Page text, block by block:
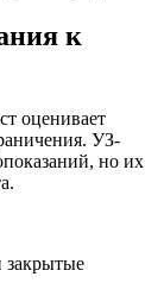
к
оценивает
УЗ-
но их